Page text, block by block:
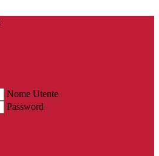
Nome Utente
Password